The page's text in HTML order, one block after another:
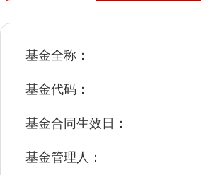
基金全称：
基金代码：
基金合同生效日：
基金管理人：